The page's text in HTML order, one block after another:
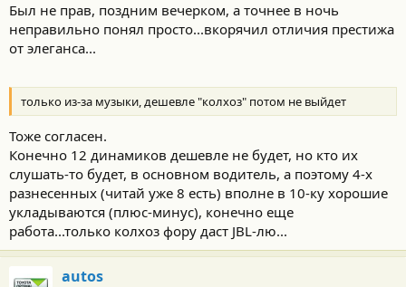
Был не прав, поздним вечерком, а точнее в ночь
неправильно понял просто...вкорячил отличия престижа
от элеганса...
только из-за музыки, дешевле "колхоз" потом не выйдет
Тоже согласен.
Конечно 12 динамиков дешевле не будет, но кто их
слушать-то будет, в основном водитель, а поэтому 4-х
разнесенных (читай уже 8 есть) вполне в 10-ку хорошие
укладываются (плюс-минус), конечно еще
работа...только колхоз фору даст JBL-лю...
autos